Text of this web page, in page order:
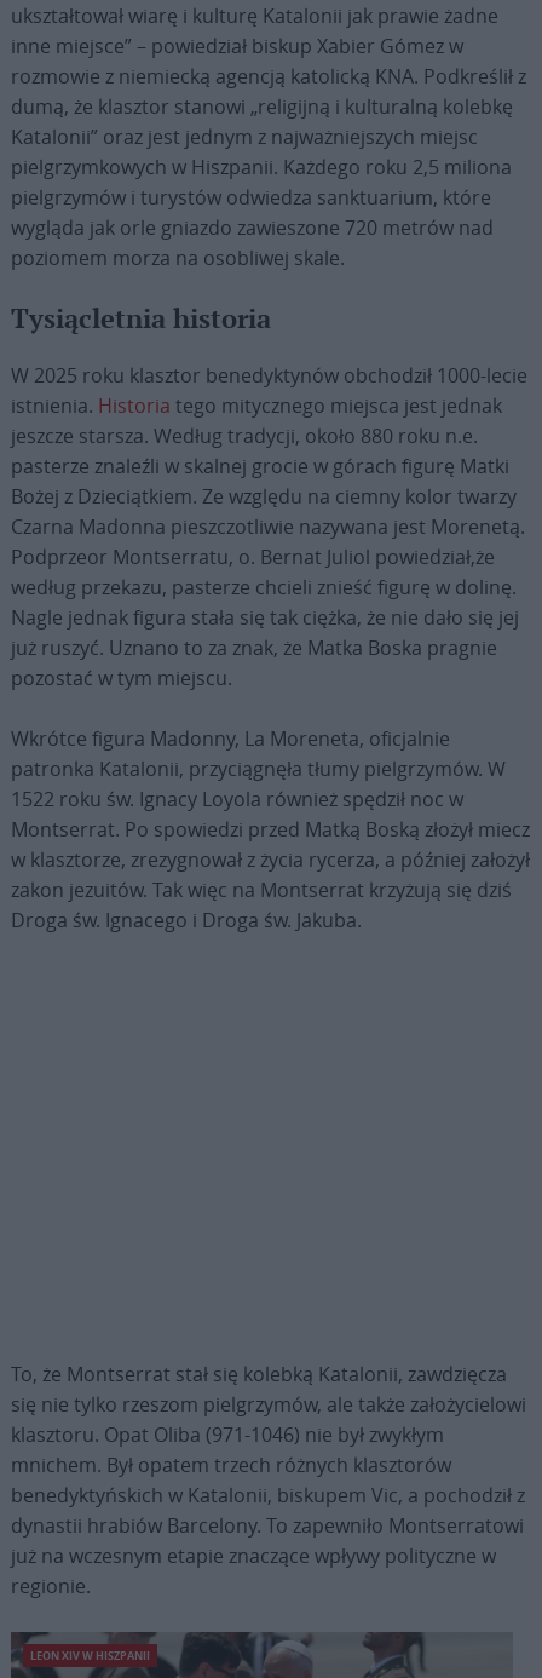
ukształtował wiarę i kulturę Katalonii jak prawie żadne
inne miejsce” – powiedział biskup Xabier Gómez w
rozmowie z niemiecką agencją katolicką KNA. Podkreślił z
dumą, że klasztor stanowi „religijną i kulturalną kolebkę
Katalonii” oraz jest jednym z najważniejszych miejsc
pielgrzymkowych w Hiszpanii. Każdego roku 2,5 miliona
pielgrzymów i turystów odwiedza sanktuarium, które
wygląda jak orle gniazdo zawieszone 720 metrów nad
poziomem morza na osobliwej skale.
Tysiącletnia historia
W 2025 roku klasztor benedyktynów obchodził 1000-lecie
istnienia. Historia tego mitycznego miejsca jest jednak
jeszcze starsza. Według tradycji, około 880 roku n.e.
pasterze znaleźli w skalnej grocie w górach figurę Matki
Bożej z Dzieciątkiem. Ze względu na ciemny kolor twarzy
Czarna Madonna pieszczotliwie nazywana jest Morenetą.
Podprzeor Montserratu, o. Bernat Juliol powiedział,że
według przekazu, pasterze chcieli znieść figurę w dolinę.
Nagle jednak figura stała się tak ciężka, że nie dało się jej
już ruszyć. Uznano to za znak, że Matka Boska pragnie
pozostać w tym miejscu.
Wkrótce figura Madonny, La Moreneta, oficjalnie
patronka Katalonii, przyciągnęła tłumy pielgrzymów. W
1522 roku św. Ignacy Loyola również spędził noc w
Montserrat. Po spowiedzi przed Matką Boską złożył miecz
w klasztorze, zrezygnował z życia rycerza, a później założył
zakon jezuitów. Tak więc na Montserrat krzyżują się dziś
Droga św. Ignacego i Droga św. Jakuba.
To, że Montserrat stał się kolebką Katalonii, zawdzięcza
się nie tylko rzeszom pielgrzymów, ale także założycielowi
klasztoru. Opat Oliba (971-1046) nie był zwykłym
mnichem. Był opatem trzech różnych klasztorów
benedyktyńskich w Katalonii, biskupem Vic, a pochodził z
dynastii hrabiów Barcelony. To zapewniło Montserratowi
już na wczesnym etapie znaczące wpływy polityczne w
regionie.
LEON XIV W HISZPANII